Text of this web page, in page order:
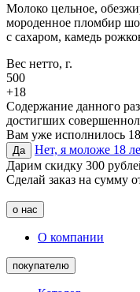
Молоко цельное,
мороденное пломбир
с сахаром, камедь
Вес нетто, г.
500
+18
Содержание данного
достигших
Вам уже исполнилось
Да
Нет, я моложе 18
Дарим скидку 300
Сделай заказ на сумму
о нас
О компании
покупателю